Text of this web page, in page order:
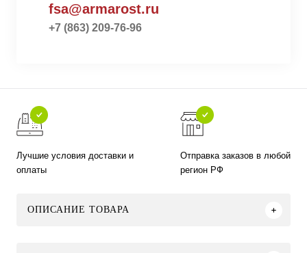
fsa@armarost.ru
+7 (863) 209-76-96
Лучшие условия доставки и
оплаты
Отправка заказов в любой
регион РФ
ОПИСАНИЕ ТОВАРА